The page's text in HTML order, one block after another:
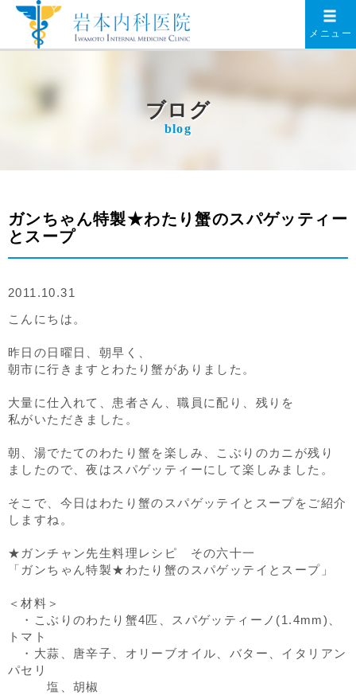
メニュー
ブログ
blog
ガンちゃん特製★わたり蟹のスパゲッティー
とスープ
2011.10.31
こんにちは。
昨日の日曜日、朝早く、
朝市に行きますとわたり蟹がありました。
大量に仕入れて、患者さん、職員に配り、残りを
私がいただきました。
朝、湯でたてのわたり蟹を楽しみ、こぶりのカニが残り
ましたので、夜はスパゲッティーにして楽しみました。
そこで、今日はわたり蟹のスパゲッテイとスープをご紹介
しますね。
★ガンチャン先生料理レシピ その六十一
「ガンちゃん特製★わたり蟹のスパゲッテイとスープ」
＜材料＞
・こぶりのわたり蟹4匹、スパゲッティーノ(1.4mm)、
トマト
・大蒜、唐辛子、オリーブオイル、バター、イタリアン
パセリ
塩、胡椒